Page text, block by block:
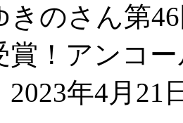
きのさん第
賞！アンコ
2023年4月21